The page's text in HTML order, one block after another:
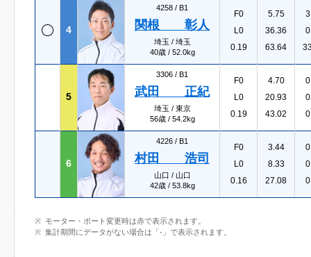
4
4258 / B1
関根 彰人
埼玉 / 埼玉
40歳 / 52.0kg
F0
L0
0.19
5.75
36.36
63.64
5
3306 / B1
武田 正紀
埼玉 / 東京
56歳 / 54.2kg
F0
L0
0.19
4.70
20.93
43.02
6
4226 / B1
村田 浩司
山口 / 山口
42歳 / 53.8kg
F0
L0
0.16
3.44
8.33
27.08
モーター・ボート変更時は赤で表示されます。
集計期間にデータがない場合は「-」で表示されます。